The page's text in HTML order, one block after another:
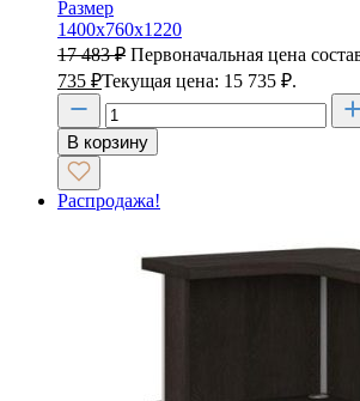
Размер
1400х760х1220
17 483₽ Первоначальная цена
735 ₽Текущая цена: 15 735 ₽.
В корзину
Распродажа!